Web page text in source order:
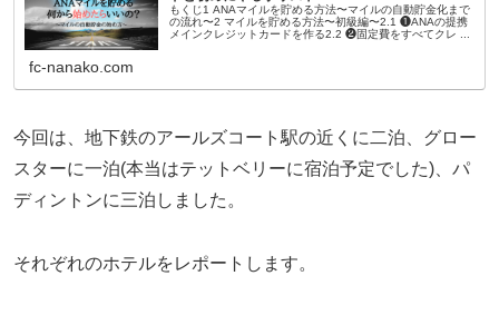
もくじ1 ANAマイルを貯める方法〜マイルの自動貯金化まで
の流れ〜2 マイルを貯める方法〜初級編〜2.1 ❶ANAの提携
メインクレジットカードを作る2.2 ❷固定費をすべてクレ ...
fc-nanako.com
今回は、地下鉄のアールズコート駅の近くに二泊、グロー
スターに一泊(本当はテットベリーに宿泊予定でした)、パ
ディントンに三泊しました。
それぞれのホテルをレポートします。